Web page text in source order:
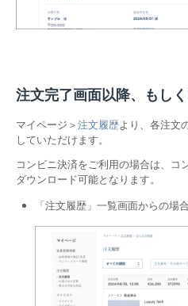
注文完了画面以降、もし
マイページ＞注文履歴より、各注文
していただけます。
コンビニ決済をご利用の場合は、コ
ダウンロード可能となります。
「注文履歴」一覧画面からの場合